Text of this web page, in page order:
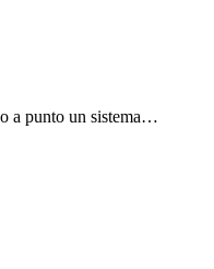
a punto un sistema…